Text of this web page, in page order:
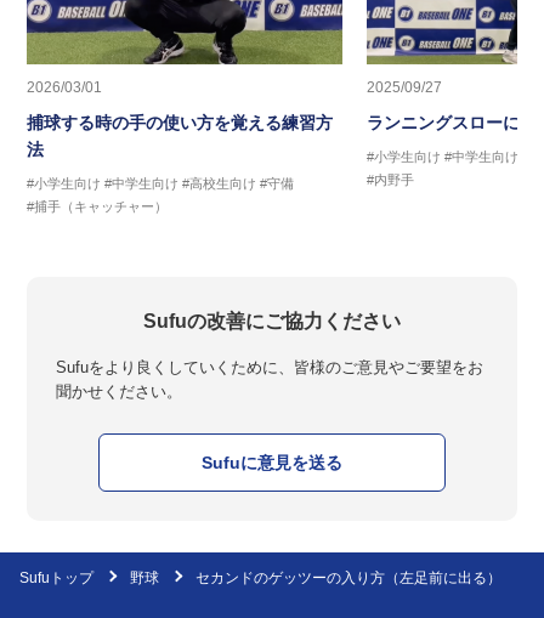
2026/03/01
捕球する時の手の使い方を覚える練習方
法
#小学生向け #中学生向け #高校生向け #守備
#捕手（キャッチャー）
2025/09/27
ランニングスローに繋
#小学生向け #中学生向け
#内野手
Sufuの改善にご協力ください
Sufuをより良くしていくために、皆様のご意見やご要望をお
聞かせください。
Sufuに意見を送る
Sufuトップ 野球 セカンドのゲッツーの入り方（左足前に出る）